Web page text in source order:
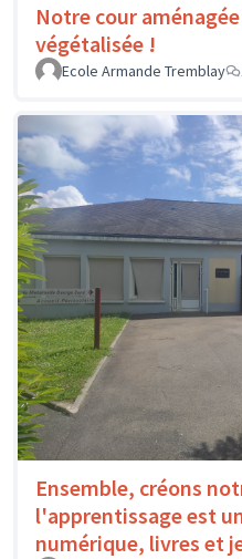
Notre cour
végétalisée !
Ecole Armande Tremblay
Ensemble, créons
l'apprentissage est
numérique, livres et